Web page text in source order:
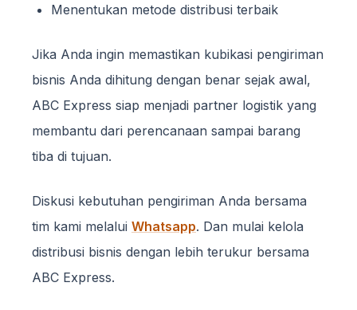
Menentukan metode distribusi terbaik
Jika Anda ingin memastikan kubikasi pengiriman
bisnis Anda dihitung dengan benar sejak awal,
ABC Express siap menjadi partner logistik yang
membantu dari perencanaan sampai barang
tiba di tujuan.
Diskusi kebutuhan pengiriman Anda bersama
tim kami melalui Whatsapp. Dan mulai kelola
distribusi bisnis dengan lebih terukur bersama
ABC Express.